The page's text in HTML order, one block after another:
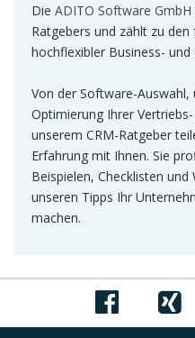
Die ADITO Software GmbH
Ratgebers und zählt zu
hochflexibler Business- und
Von der Software-Auswahl,
Optimierung Ihrer
unserem CRM-Ratgeber
Erfahrung mit Ihnen. Sie
Beispielen, Checklisten
unseren Tipps Ihr
machen.